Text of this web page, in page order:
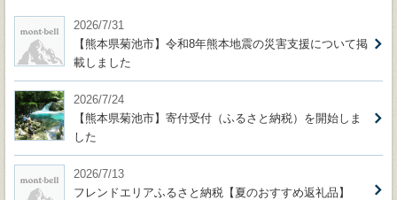
2026/7/31
【熊本県菊池市】令和8年熊本地震の災害支援について掲
載しました
2026/7/24
【熊本県菊池市】寄付受付（ふるさと納税）を開始しま
した
2026/7/13
フレンドエリアふるさと納税【夏のおすすめ返礼品】